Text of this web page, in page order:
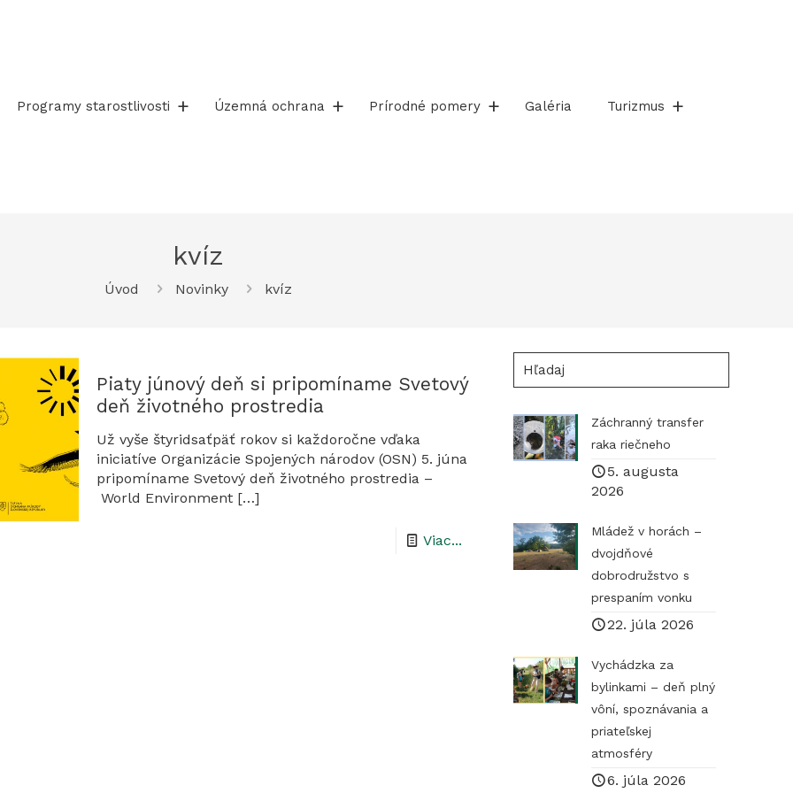
Programy starostlivosti Územná ochrana Prírodné pomery Galéria Turizmus
kvíz
Úvod Novinky kvíz
Piaty júnový deň si pripomíname Svetový
deň životného prostredia
Už vyše štyridsaťpäť rokov si každoročne vďaka
iniciatíve Organizácie Spojených národov (OSN) 5. júna
pripomíname Svetový deň životného prostredia –
World Environment[…]
Viac...-
pripomíname
Hľadaj
Záchranný transfer
raka riečneho
5. augusta
2026
Mládež v horách –
dvojdňové
dobrodružstvo s
prespaním vonku
22. júla 2026
Vychádzka za
bylinkami – deň plný
vôní, spoznávania a
priateľskej
atmosféry
6. júla 2026